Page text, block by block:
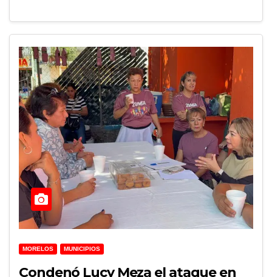
MORELOS MUNICIPIOS
Condenó Lucy Meza el ataque en